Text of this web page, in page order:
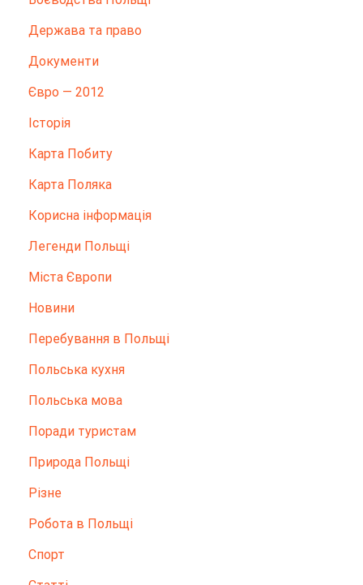
Держава та право
Документи
Євро — 2012
Історія
Карта Побиту
Карта Поляка
Корисна інформація
Легенди Польщі
Міста Європи
Новини
Перебування в Польщі
Польська кухня
Польська мова
Поради туристам
Природа Польщі
Різне
Робота в Польщі
Спорт